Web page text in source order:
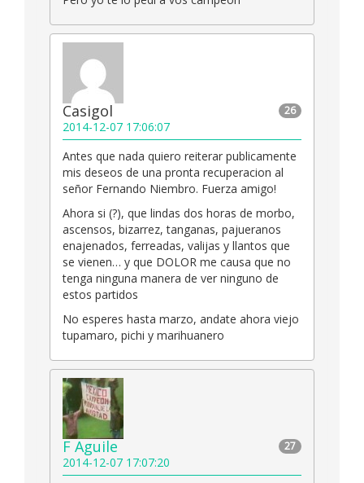
26
Casigol
2014-12-07 17:06:07
Antes que nada quiero reiterar publicamente
mis deseos de una pronta recuperacion al
señor Fernando Niembro. Fuerza amigo!
Ahora si (?), que lindas dos horas de morbo,
ascensos, bizarrez, tanganas, pajueranos
enajenados, ferreadas, valijas y llantos que
se vienen… y que DOLOR me causa que no
tenga ninguna manera de ver ninguno de
estos partidos
No esperes hasta marzo, andate ahora viejo
tupamaro, pichi y marihuanero
27
F Aguile
2014-12-07 17:07:20